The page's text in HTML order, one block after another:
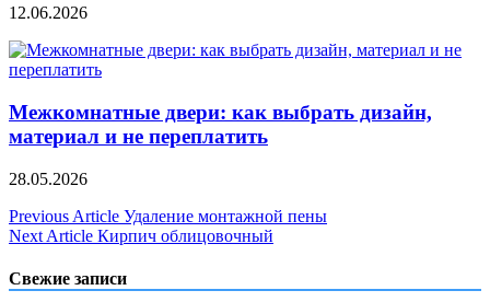
12.06.2026
Межкомнатные двери: как выбрать дизайн,
материал и не переплатить
28.05.2026
Навигация
по
записям
Previous Article Удаление монтажной пены
Next Article Кирпич облицовочный
Свежие записи